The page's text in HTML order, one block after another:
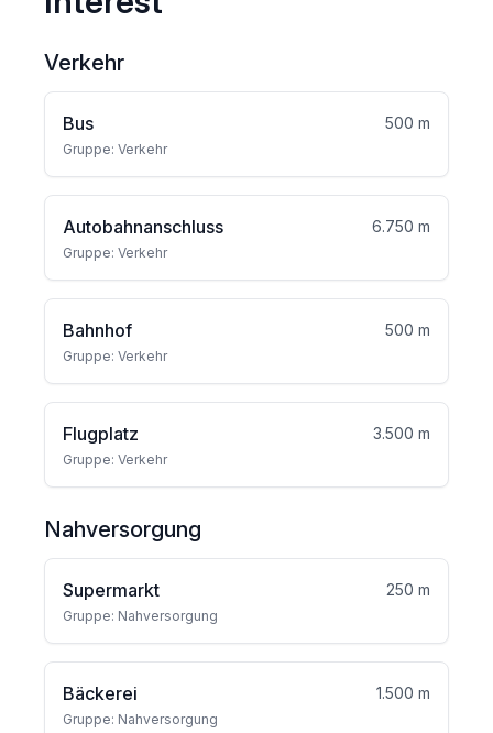
Verkehr
Bus 500 m
Gruppe: Verkehr
Autobahnanschluss 6.750 m
Gruppe: Verkehr
Bahnhof 500 m
Gruppe: Verkehr
Flugplatz 3.500 m
Gruppe: Verkehr
Nahversorgung
Supermarkt 250 m
Gruppe: Nahversorgung
Bäckerei 1.500 m
Gruppe: Nahversorgung